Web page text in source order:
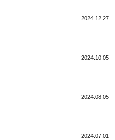
2024.12.27
2024.10.05
2024.08.05
2024.07.01